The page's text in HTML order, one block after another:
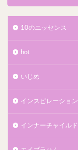
10のエッセンス
hot
いじめ
インスピレーション
インナーチャイルド